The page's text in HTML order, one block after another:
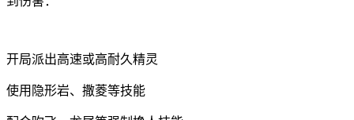
开局派出高速或高耐久精灵
使用隐形岩、撒菱等技能